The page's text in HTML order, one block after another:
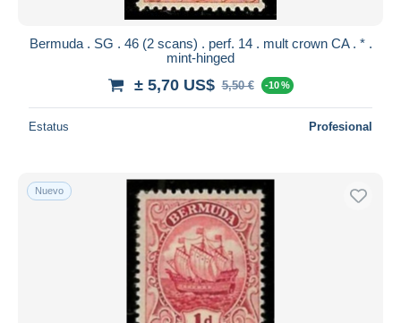
Bermuda . SG . 46 (2 scans) . perf. 14 . mult crown CA . * .
mint-hinged
± 5,70 US$ 5,50 € -10 %
Estatus Profesional
Nuevo